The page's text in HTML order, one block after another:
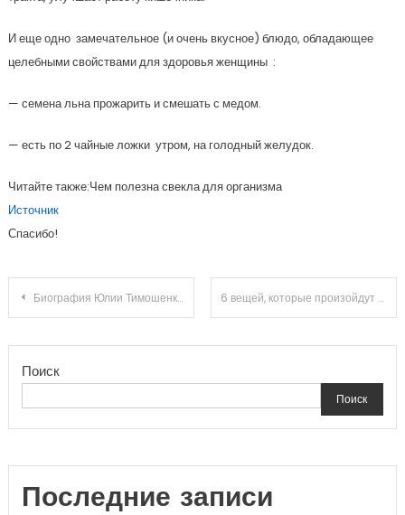
И еще одно замечательное (и очень вкусное) блюдо, обладающее
целебными свойствами для здоровья женщины :
— семена льна прожарить и смешать с медом.
— есть по 2 чайные ложки утром, на голодный желудок.
Читайте также:Чем полезна свекла для организма
Источник
Спасибо!
Навигация
записям
Биография Юлии Тимошенко — история ее ранней жизни, политическая карьера и впечатляющие достижения 6 вещей, которые произойдут с телом, когда вы откажетесь от алкоголя
Поиск
Поиск
Последние записи